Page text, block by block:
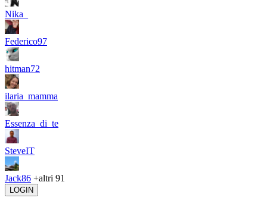
Nika_
Federico97
hitman72
ilaria_mamma
Essenza_di_te
SteveIT
Jack86 +altri 91
LOGIN